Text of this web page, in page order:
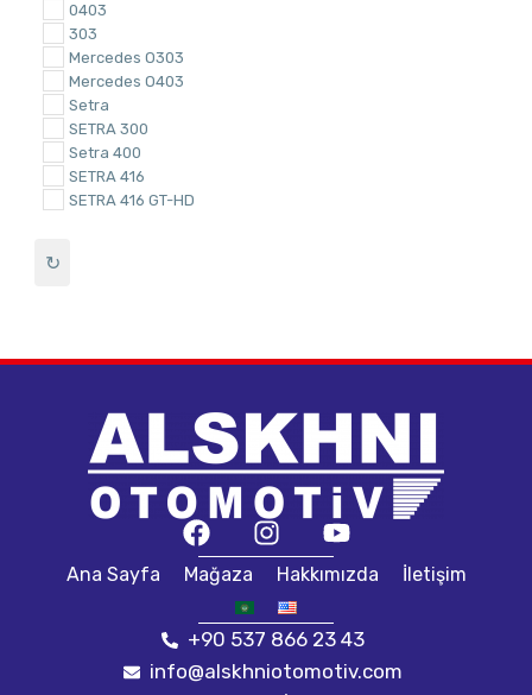
0403
303
Mercedes O303
Mercedes O403
Setra
SETRA 300
Setra 400
SETRA 416
SETRA 416 GT-HD
Tourismo
TOURİSMO 2017
Travego
travego 2011
Travego 2016
Travego Euro 6
↻
Ana Sayfa Mağaza Hakkımızda İletişim
+90 537 866 23 43
info@alskhniotomotiv.com